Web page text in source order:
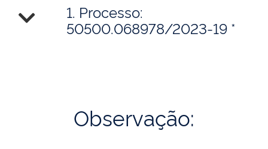
1. Processo:
50500.068978/2023-19 *
Observação: